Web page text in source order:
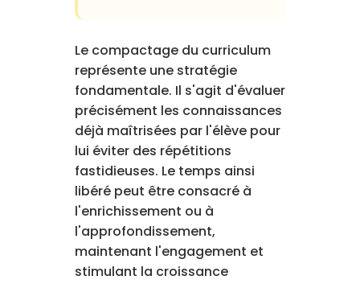
Le compactage du curriculum
représente une stratégie
fondamentale. Il s'agit d'évaluer
précisément les connaissances
déjà maîtrisées par l'élève pour
lui éviter des répétitions
fastidieuses. Le temps ainsi
libéré peut être consacré à
l'enrichissement ou à
l'approfondissement,
maintenant l'engagement et
stimulant la croissance